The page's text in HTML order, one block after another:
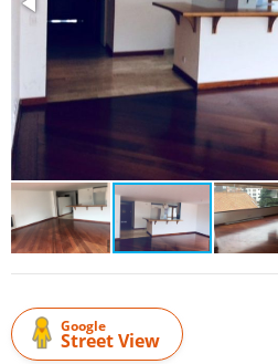
Google
Street View